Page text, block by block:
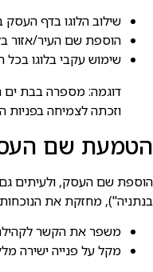
שילוב הלוגו בדף העסק
הוספת שם העיר/אזור
שימוש עקבי בלוגו
דוגמה: מספרה בבת ים
וזכתה לצמיחה בפניות
הטמעת שם
הוספת שם העסק, ולעיתים גם
בנתניה"), מחזקת את הנוכחות
משפר את הקשר
מקל על פנייה ישירה